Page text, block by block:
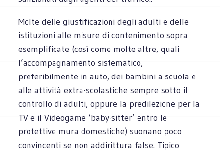
Molte delle giustificazioni degli adulti e delle
istituzioni alle misure di contenimento sopra
esemplificate (così come molte altre, quali
l’accompagnamento sistematico,
preferibilmente in auto, dei bambini a scuola e
alle attività extra-scolastiche sempre sotto il
controllo di adulti, oppure la predilezione per la
TV e il Videogame ‘baby-sitter’ entro le
protettive mura domestiche) suonano poco
convincenti se non addirittura false. Tipico